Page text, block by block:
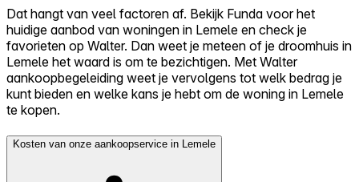
Dat hangt van veel factoren af. Bekijk Funda voor het
huidige aanbod van woningen in Lemele en check je
favorieten op Walter. Dan weet je meteen of je droomhuis in
Lemele het waard is om te bezichtigen. Met Walter
aankoopbegeleiding weet je vervolgens tot welk bedrag je
kunt bieden en welke kans je hebt om de woning in Lemele
te kopen.
Kosten van onze aankoopservice in Lemele